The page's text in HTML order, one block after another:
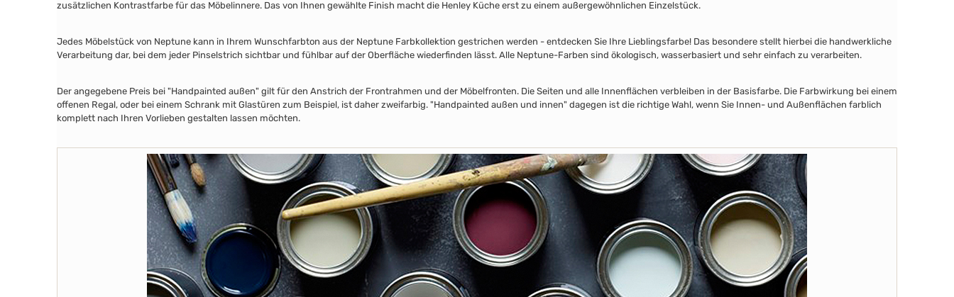
zusätzlichen Kontrastfarbe für das Möbelinnere. Das von Ihnen gewählte Finish macht die Henley Küche erst zu einem außergewöhnlichen Einzelstück.
Jedes Möbelstück von Neptune kann in Ihrem Wunschfarbton aus der Neptune Farbkollektion gestrichen werden - entdecken Sie Ihre Lieblingsfarbe! Das besondere stellt hierbei die handwerkliche
Verarbeitung dar, bei dem jeder Pinselstrich sichtbar und fühlbar auf der Oberfläche wiederfinden lässt. Alle Neptune-Farben sind ökologisch, wasserbasiert und sehr einfach zu verarbeiten.
Der angegebene Preis bei "Handpainted außen" gilt für den Anstrich der Frontrahmen und der Möbelfronten. Die Seiten und alle Innenflächen verbleiben in der Basisfarbe. Die Farbwirkung bei einem
offenen Regal, oder bei einem Schrank mit Glastüren zum Beispiel, ist daher zweifarbig. "Handpainted außen und innen" dagegen ist die richtige Wahl, wenn Sie Innen- und Außenflächen farblich
komplett nach Ihren Vorlieben gestalten lassen möchten.